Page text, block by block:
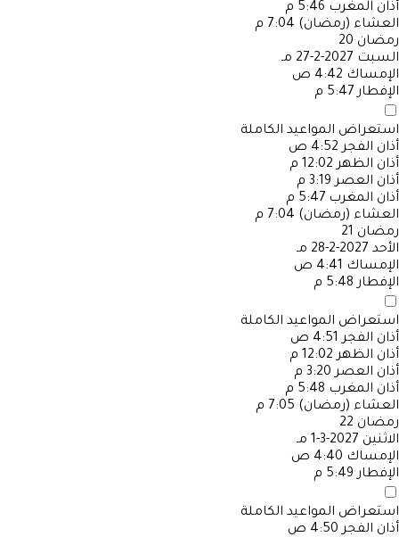
أذان المغرب 5:46 م
العشاء (رمضان) 7:04 م
رمضان 20
السبت 2027-2-27 مـ
الإمساك 4:42 ص
الإفطار 5:47 م
استعراض المواعيد الكاملة
أذان الفجر 4:52 ص
أذان الظهر 12:02 م
أذان العصر 3:19 م
أذان المغرب 5:47 م
العشاء (رمضان) 7:04 م
رمضان 21
الأحد 2027-2-28 مـ
الإمساك 4:41 ص
الإفطار 5:48 م
استعراض المواعيد الكاملة
أذان الفجر 4:51 ص
أذان الظهر 12:02 م
أذان العصر 3:20 م
أذان المغرب 5:48 م
العشاء (رمضان) 7:05 م
رمضان 22
الاثنين 2027-3-1 مـ
الإمساك 4:40 ص
الإفطار 5:49 م
استعراض المواعيد الكاملة
أذان الفجر 4:50 ص